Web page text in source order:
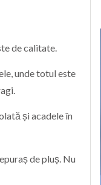
de calitate.
unde totul este
și acadele în
de pluș. Nu